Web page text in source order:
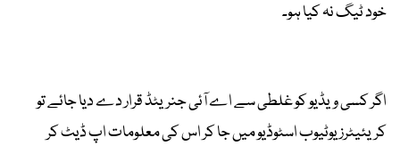
خود ٹیگ نہ کیا ہو۔
اگر کسی ویڈیو کو غلطی سے اے آئی جنریٹڈ قرار دے دیا جائے تو
کریئیٹرز یوٹیوب اسٹوڈیو میں جا کر اس کی معلومات اپ ڈیٹ کر